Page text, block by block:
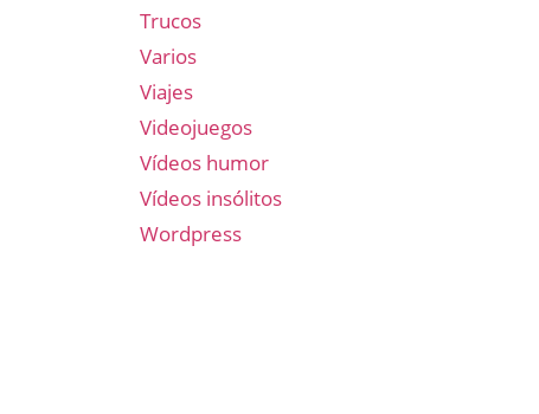
Trucos
Varios
Viajes
Videojuegos
Vídeos humor
Vídeos insólitos
Wordpress